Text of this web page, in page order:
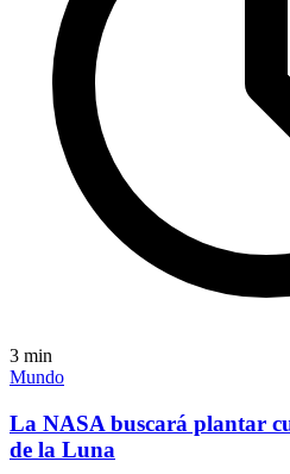
3 min
Mundo
La NASA buscará plantar
de la Luna